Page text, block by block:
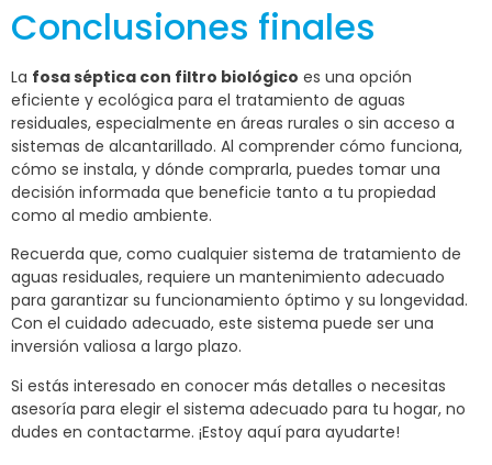
Conclusiones finales
La fosa séptica con filtro biológico es una opción
eficiente y ecológica para el tratamiento de aguas
residuales, especialmente en áreas rurales o sin acceso a
sistemas de alcantarillado. Al comprender cómo funciona,
cómo se instala, y dónde comprarla, puedes tomar una
decisión informada que beneficie tanto a tu propiedad
como al medio ambiente.
Recuerda que, como cualquier sistema de tratamiento de
aguas residuales, requiere un mantenimiento adecuado
para garantizar su funcionamiento óptimo y su longevidad.
Con el cuidado adecuado, este sistema puede ser una
inversión valiosa a largo plazo.
Si estás interesado en conocer más detalles o necesitas
asesoría para elegir el sistema adecuado para tu hogar, no
dudes en contactarme. ¡Estoy aquí para ayudarte!